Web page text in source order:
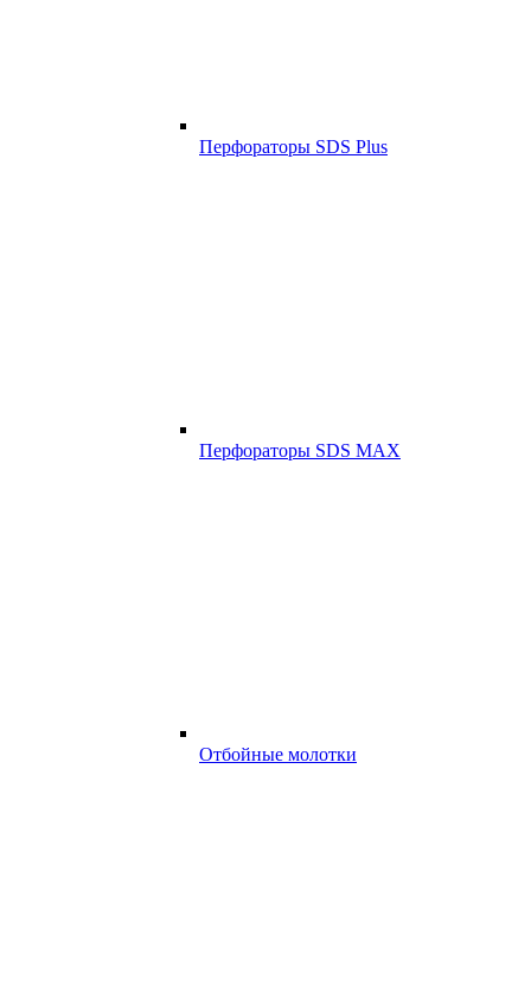
Перфораторы SDS Plus
Перфораторы SDS MAX
Отбойные молотки